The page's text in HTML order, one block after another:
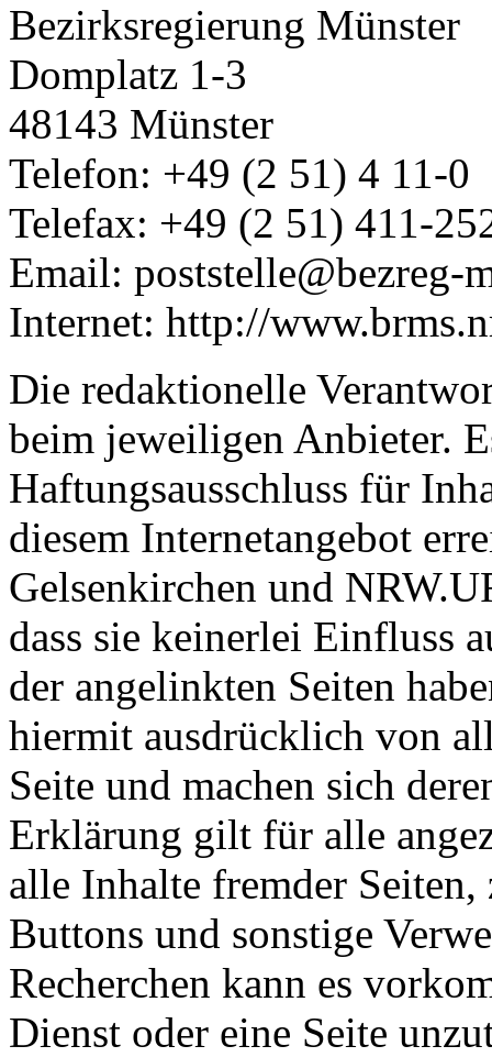
Bezirksregierung Münster
Domplatz 1-3
48143 Münster
Telefon: +49 (2 51) 4 11-0
Telefax: +49 (2 51) 411-
Email: poststelle@bezreg-
Internet: http://
Die redaktionelle
beim jeweiligen Anbieter.
Haftungsausschluss für
diesem Internetangebot
Gelsenkirchen und
dass sie keinerlei Einfluss
der angelinkten Seiten
hiermit ausdrücklich von
Seite und machen sich
Erklärung gilt für alle
alle Inhalte fremder Seiten,
Buttons und sonstige
Recherchen kann es
Dienst oder eine Seite